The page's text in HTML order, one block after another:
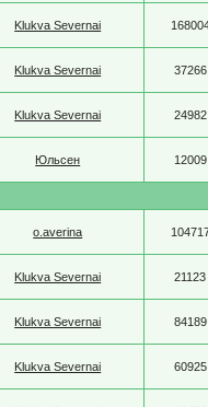
Klukva Severnai
Klukva Severnai 37266
Klukva Severnai 24982
Юльсен 12009
o.averina
Klukva Severnai 21123
Klukva Severnai 84189
Klukva Severnai 60925